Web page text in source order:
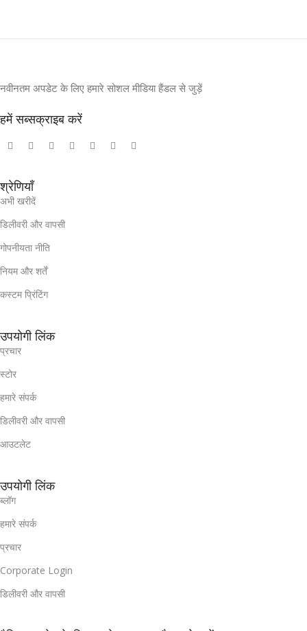
नवीनतम अपडेट के लिए हमारे सोशल मीडिया हैंडल से जुड़ें
हमें सब्सक्राइब करें
श्रेणियाँ
अभी खरीदें
डिलीवरी और वापसी
गोपनीयता नीति
नियम और शर्तें
कस्टम प्रिंटिंग
उपयोगी लिंक
प्रचार
स्टोर
हमारे संपर्क
डिलीवरी और वापसी
आउटलेट
उपयोगी लिंक
ब्लॉग
हमारे संपर्क
प्रचार
Corporate Login
डिलीवरी और वापसी